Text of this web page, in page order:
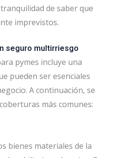
de saber que
imprevistos.
seguro multirriesgo
pymes incluye una
pueden ser esenciales
A continuación, se
más comunes:
bienes materiales de la